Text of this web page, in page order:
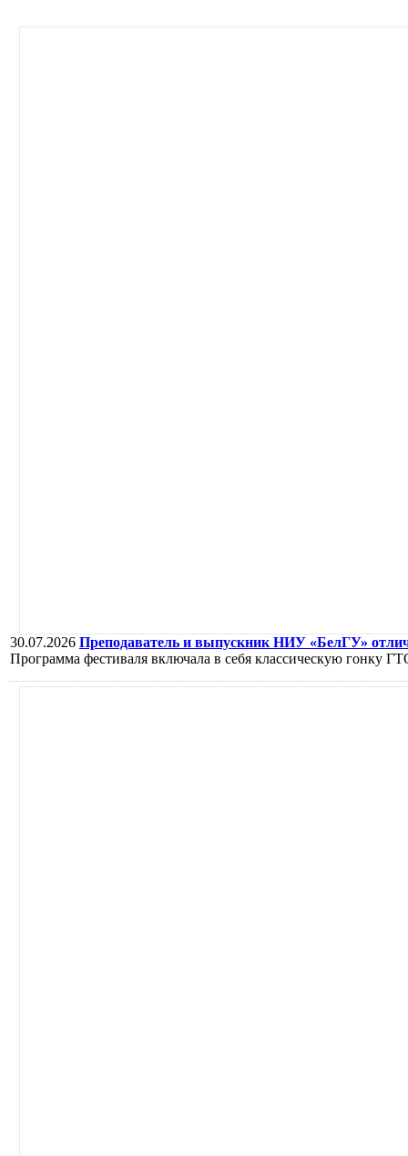
30.07.2026 Преподаватель и выпускник НИУ «БелГУ»
Программа фестиваля включала в себя классическую гонку